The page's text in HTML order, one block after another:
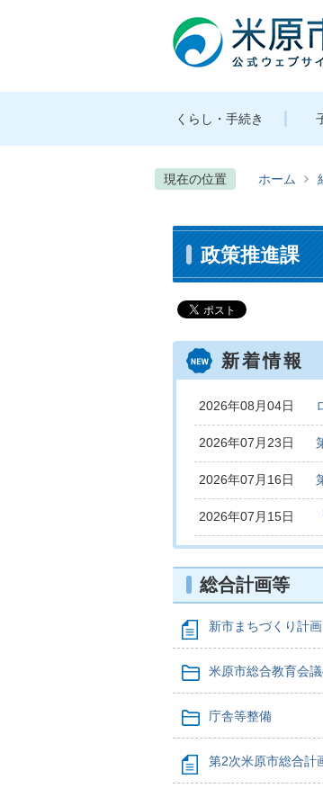
くらし・手続き
現在の位置 ホーム
政策推進課
新着情報
2026年08月04日
2026年07月23日
2026年07月16日
2026年07月15日
総合計画等
新市まちづくり計
米原市総合教育会
庁舎等整備
第2次米原市総合計